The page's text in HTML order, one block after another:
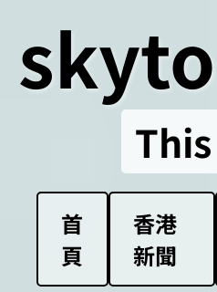
首
頁
香港
新聞